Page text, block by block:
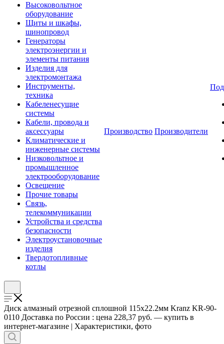
Высоковольтное
оборудование
Щиты и шкафы,
шинопровод
Генераторы
электроэнергии и
элементы питания
Изделия для
электромонтажа
Инструменты,
техника
Кабеленесущие
системы
Кабели, провода и
аксессуары
Климатические и
инженерные системы
Низковольтное и
промышленное
электрооборудование
Освещение
Прочие товары
Связь,
телекоммуникации
Устройства и средства
безопасности
Электроустановочные
изделия
Твердотопливные
котлы
Производство Производители
Диск алмазный отрезной сплошной 115x22.2мм Kranz KR-90-
0110 Доставка по России : цена 228,37 руб. — купить в
интернет-магазине | Характеристики, фото